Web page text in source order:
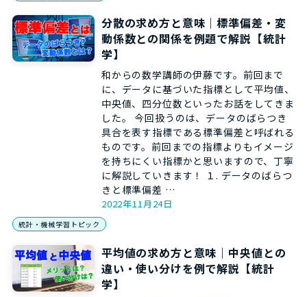
分散の求め方と意味｜標準偏差・変
動係数との関係を例題で解説【統計
学】
和からの数学講師の伊藤です。前回まで
に、データに基づいた指標として平均値、
中央値、四分位数といったお話をしてきま
した。 今回扱うのは、データのばらつき
具合を表す指標である標準偏差と呼ばれる
ものです。前回までの指標よりもイメージ
を持ちにくい指標かと思いますので、丁寧
に解説していきます！ １. データのばらつ
きと標準偏差 …
2022年11月24日
統計・機械学習トピック
平均値の求め方と意味｜中央値との
違い・使い分けを例で解説【統計
学】